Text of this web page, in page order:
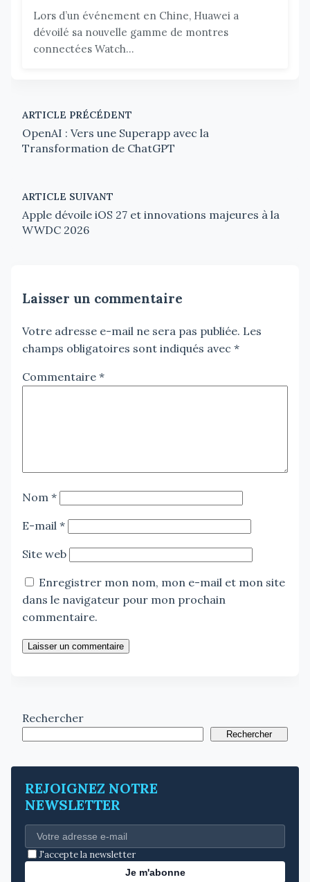
Lors d’un événement en Chine, Huawei a
dévoilé sa nouvelle gamme de montres
connectées Watch...
ARTICLE PRÉCÉDENT
OpenAI : Vers une Superapp avec la
Transformation de ChatGPT
ARTICLE SUIVANT
Apple dévoile iOS 27 et innovations majeures à la
WWDC 2026
Laisser un commentaire
Votre adresse e-mail ne sera pas publiée. Les
champs obligatoires sont indiqués avec *
Commentaire *
Nom *
E-mail *
Site web
Enregistrer mon nom, mon e-mail et mon site
dans le navigateur pour mon prochain
commentaire.
Laisser un commentaire
Rechercher
Rechercher
REJOIGNEZ NOTRE
NEWSLETTER
J'accepte la newsletter
Je m'abonne